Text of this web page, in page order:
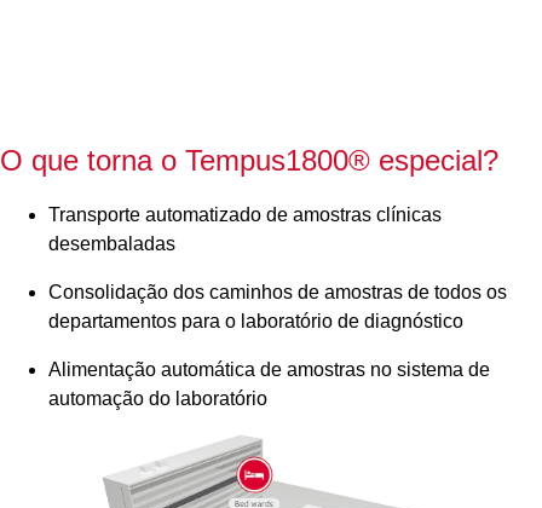
O que torna o Tempus1800® especial?
Transporte automatizado de amostras clínicas
desembaladas
Consolidação dos caminhos de amostras de todos os
departamentos para o laboratório de diagnóstico
Alimentação automática de amostras no sistema de
automação do laboratório